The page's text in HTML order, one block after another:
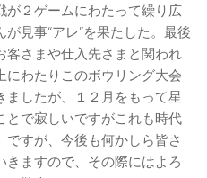
２ゲームにわたって繰り広
見事“アレ”を果たした。最後
客さまや仕入先さまと関われ
にわたりこのボウリング大会
ましたが、１２月をもって星
とで寂しいですがこれも時代
すが、今後も何かしら皆さ
きますので、その際にはよろ